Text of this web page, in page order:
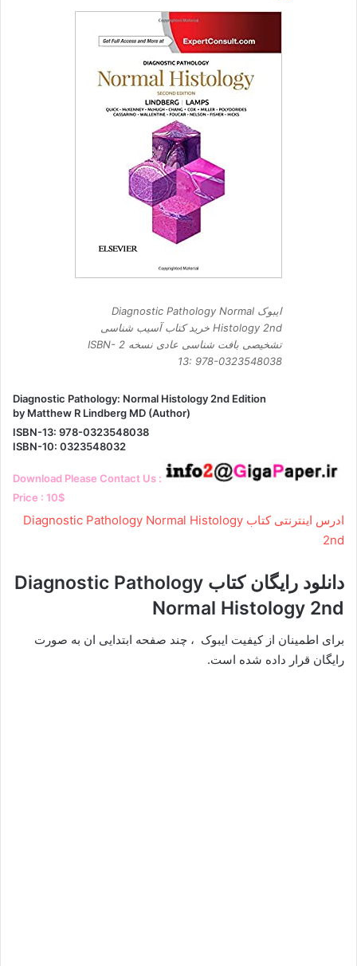
ایبوک Diagnostic Pathology Normal
Histology 2nd خرید کتاب آسیب شناسی
تشخیصی بافت شناسی عادی نسخه 2 ISBN-
13: 978-0323548038
Diagnostic Pathology: Normal Histology 2nd Edition
by Matthew R Lindberg MD (Author)
ISBN-13: 978-0323548038
ISBN-10: 0323548032
Download Please Contact Us :
Price : 10$
ادرس اینترنتی کتاب Diagnostic Pathology Normal Histology
2nd
دانلود رایگان کتاب Diagnostic Pathology
Normal Histology 2nd
برای اطمینان از کیفیت ایبوک ، چند صفحه ابتدایی ان به صورت
رایگان قرار داده شده است.